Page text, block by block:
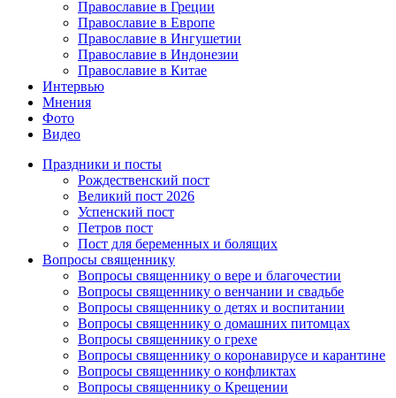
Православие в Греции
Православие в Европе
Православие в Ингушетии
Православие в Индонезии
Православие в Китае
Интервью
Мнения
Фото
Видео
Праздники и посты
Рождественский пост
Великий пост 2026
Успенский пост
Петров пост
Пост для беременных и болящих
Вопросы священнику
Вопросы священнику о вере и благочестии
Вопросы священнику о венчании и свадьбе
Вопросы священнику о детях и воспитании
Вопросы священнику о домашних питомцах
Вопросы священнику о грехе
Вопросы священнику о коронавирусе и карантине
Вопросы священнику о конфликтах
Вопросы священнику о Крещении